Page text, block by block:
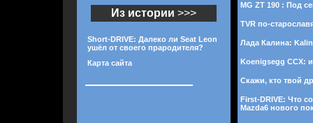
Из истории >>>
Short-DRIVE: Далеко ли Seat Leon
ушёл от своего прародителя?
Карта сайта
MG ZT 190 : Под
TVR по-
Лада Калина:
Koenigsegg CCX:
Скажи, кто твой
First-DRIVE: Что
Mazda6 нового